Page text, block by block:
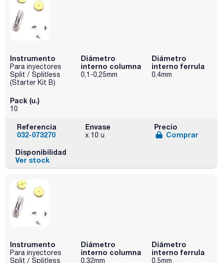
Instrumento
Para inyectores
Split / Splitless
(Starter Kit B)
Diámetro
interno columna
0,1-0,25mm
Diámetro
interno ferrula
0,4mm
Pack (u.)
10
Referencia
032-073270
Envase
x 10 u
Precio
Comprar
Disponibilidad
Ver stock
Instrumento
Para inyectores
Split / Splitless
Diámetro
interno columna
0,32mm
Diámetro
interno ferrula
0,5mm